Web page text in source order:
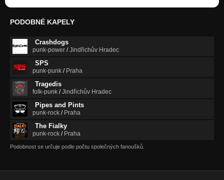
PODOBNÉ KAPELY
Crashdogs
punk-power /Jindřichův Hradec
SPS
punk-punk / Praha
Tragedis
folk-punk /Jindřichův Hradec
Pipes and Pints
punk-rock / Praha
The Fialky
punk-rock / Praha
Podobnost se určuje podle počtu společných fanoušků.